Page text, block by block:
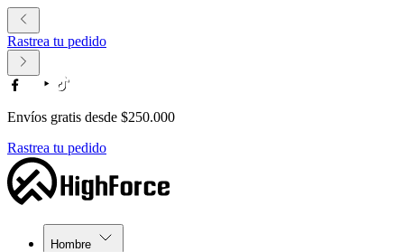
Rastrea tu pedido
Envíos gratis desde $250.000
Rastrea tu pedido
Hombre